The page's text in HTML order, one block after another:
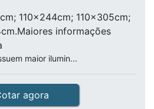
110x244cm; 110x305cm;
informações
maior ilumin...
agora